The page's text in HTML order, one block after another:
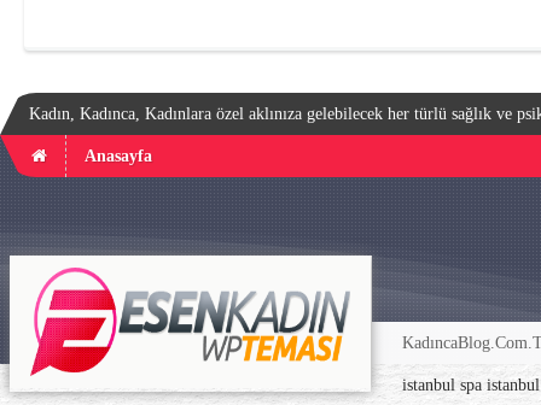
Kadın, Kadınca, Kadınlara özel aklınıza gelebilecek her türlü sağlık ve
Anasayfa
istanbul spa